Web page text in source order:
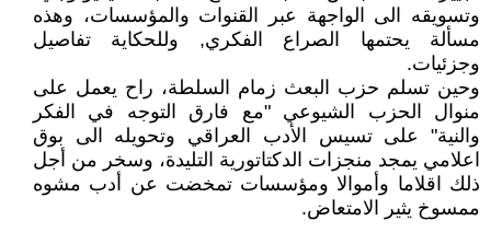
وتسويقه الى الواجهة عبر القنوات والمؤسسات، وهذه
مسألة يحتمها الصراع الفكري, وللحكاية تفاصيل
وجزئيات.
وحين تسلم حزب البعث زمام السلطة، راح يعمل على
منوال الحزب الشيوعي "مع فارق التوجه في الفكر
والنية" على تسيس الأدب العراقي وتحويله الى بوق
اعلامي يمجد منجزات الدكتاتورية التليدة، وسخر من أجل
ذلك اقلاما وأموالا ومؤسسات تمخضت عن أدب مشوه
ممسوخ يثير الامتعاض.